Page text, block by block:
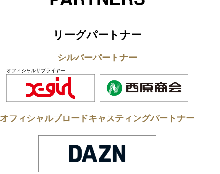
リーグパートナー
シルバーパートナー
オフィシャルサプライヤー
オフィシャルブロードキャスティングパートナー